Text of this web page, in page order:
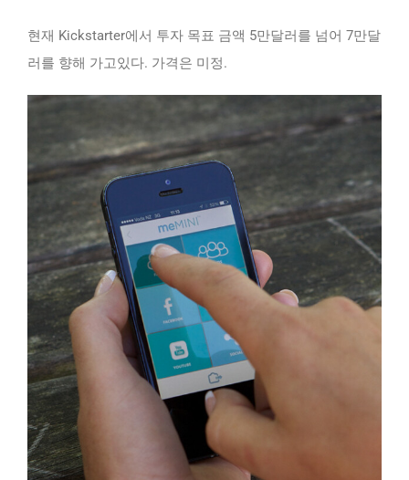
현재 Kickstarter에서 투자 목표 금액 5만달러를 넘어 7만달
러를 향해 가고있다. 가격은 미정.